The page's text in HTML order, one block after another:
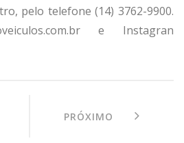
pelo telefone (14) 3762-9900.
e Instagran
PRÓXIMO